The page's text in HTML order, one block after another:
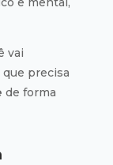
vai
precisa
de forma